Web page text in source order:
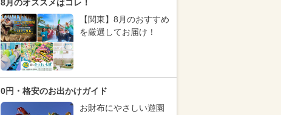
8月のオススメはコレ！
【関東】8月のおすすめ
を厳選してお届け！
0円・格安のお出かけガイド
お財布にやさしい遊園